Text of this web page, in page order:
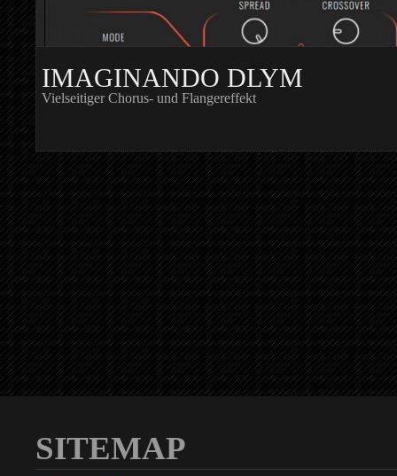
IMAGINANDO DLYM
Vielseitiger Chorus- und Flangereffekt
SITEMAP